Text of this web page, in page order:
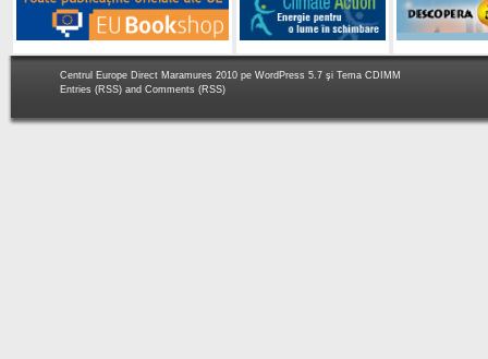
Centrul Europe Direct Maramures 2010 pe WordPress 5.7 şi Tema CDIMM
Entries (RSS) and Comments (RSS)